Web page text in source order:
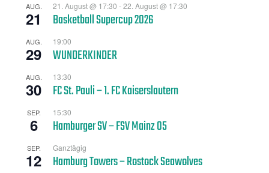
AUG.
21
21. August @ 17:30 -22. August @ 17:30
Basketball Supercup 2026
AUG.
29
19:00
WUNDERKINDER
AUG.
30
13:30
FC St. Pauli – 1. FC Kaiserslautern
SEP.
6
15:30
Hamburger SV – FSV Mainz 05
SEP.
12
Ganztägig
Hamburg Towers – Rostock Seawolves